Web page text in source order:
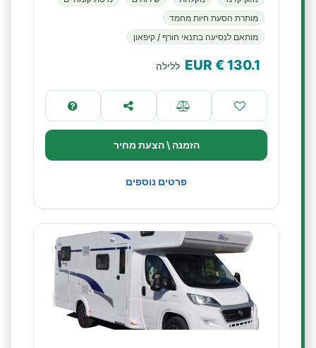
מותרת הסעת חיות מחמד
מותאם לנסיעה בתנאי חורף / קיפאון
130.1
€ EUR ללילה
הזמנה \ הצעת מחיר
פרטים נוספים